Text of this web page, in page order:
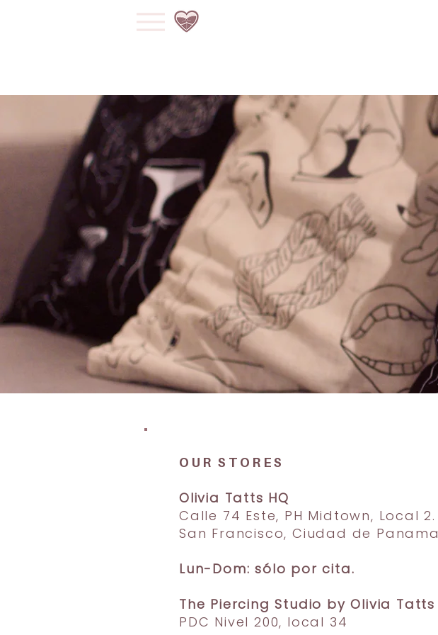
OUR STORES
Olivia Tatts HQ
Calle 74 Este, PH Midtown, Local 2.
San Francisco, Ciudad de Panama
Lun-Dom: sólo por cita.
The Piercing Studio by Olivia Tatts
PDC Nivel 200, local 34